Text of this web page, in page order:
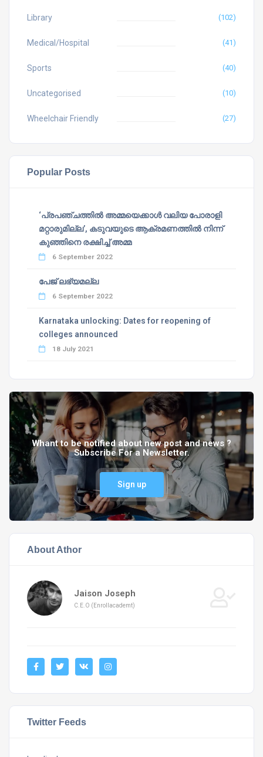
Library (102)
Medical/Hospital (41)
Sports (40)
Uncategorised (10)
Wheelchair Friendly (27)
Popular Posts
‘പ്രപഞ്ചത്തില്‍ അമ്മയെക്കാള്‍ വലിയ പോരാളി
മറ്റാരുമില്ല’, കടുവയുടെ ആക്രമണത്തില്‍ നിന്ന്
കുഞ്ഞിനെ രക്ഷിച്ച് അമ്മ
6 September 2022
പേജ് ലഭ്യമല്ല
6 September 2022
Karnataka unlocking: Dates for reopening of
colleges announced
18 July 2021
Whant to be notified about new post and news ?
Subscribe For a Newsletter.
Sign up
About Athor
Jaison Joseph
C.E.O (Enrollacademt)
Twitter Feeds